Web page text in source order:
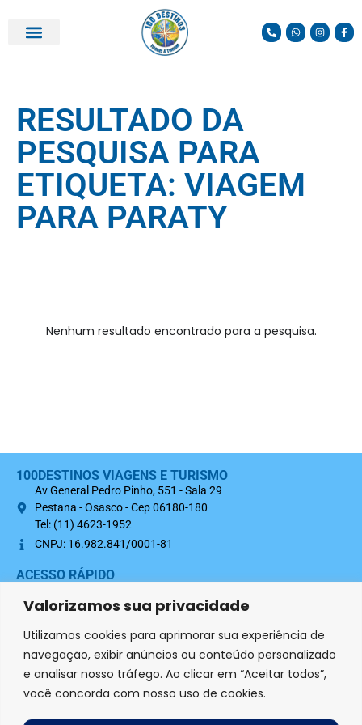
Valorizamos sua privacidade
Utilizamos cookies para aprimorar sua experiência de
navegação, exibir anúncios ou conteúdo personalizado
e analisar nosso tráfego. Ao clicar em “Aceitar todos”,
você concorda com nosso uso de cookies.
RESULTADO DA
PESQUISA PARA
ETIQUETA: VIAGEM
PARA PARATY
Nenhum resultado encontrado para a pesquisa.
100DESTINOS VIAGENS E TURISMO
Av General Pedro Pinho, 551 - Sala 29
Pestana - Osasco - Cep 06180-180
Tel: (11) 4623-1952
CNPJ: 16.982.841/0001-81
ACESSO RÁPIDO
SIGA-NOS NAS REDES SOCIAIS